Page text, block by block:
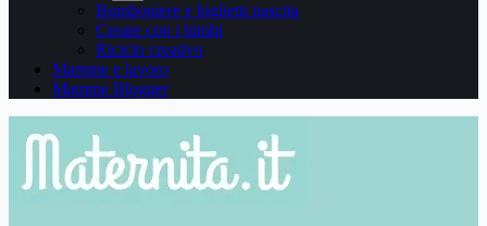
Bomboniere e biglietti nascita
Creare con i bimbi
Riciclo creativo
Mamme e lavoro
Mamme Blogger